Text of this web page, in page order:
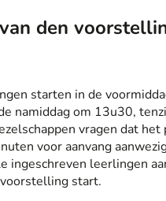
den
starten in de
namiddag om 13u30,
vragen dat het
voor aanvang
ingeschreven leerlingen
start.